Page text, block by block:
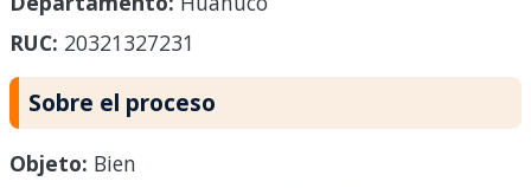
RUC: 20321327231
Sobre el proceso
Objeto: Bien